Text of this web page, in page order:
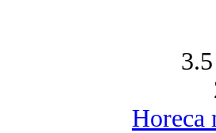
Horeca